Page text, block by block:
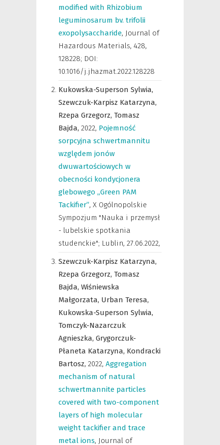
modified with Rhizobium
leguminosarum bv. trifolii
exopolysaccharide, Journal of
Hazardous Materials, 428,
128228; DOI:
10.1016/j.jhazmat.2022.128228
Kukowska-Superson Sylwia,
Szewczuk-Karpisz Katarzyna,
Rzepa Grzegorz, Tomasz
Bajda, 2022, Pojemność
sorpcyjna schwertmannitu
względem jonów
dwuwartościowych w
obecności kondycjonera
glebowego „Green PAM
Tackifier”, X Ogólnopolskie
Sympozjum "Nauka i przemysł
- lubelskie spotkania
studenckie"; Lublin, 27.06.2022,
Szewczuk-Karpisz Katarzyna,
Rzepa Grzegorz, Tomasz
Bajda, Wiśniewska
Małgorzata, Urban Teresa,
Kukowska-Superson Sylwia,
Tomczyk-Nazarczuk
Agnieszka, Grygorczuk-
Płaneta Katarzyna, Kondracki
Bartosz, 2022, Aggregation
mechanism of natural
schwertmannite particles
covered with two-component
layers of high molecular
weight tackifier and trace
metal ions, Journal of